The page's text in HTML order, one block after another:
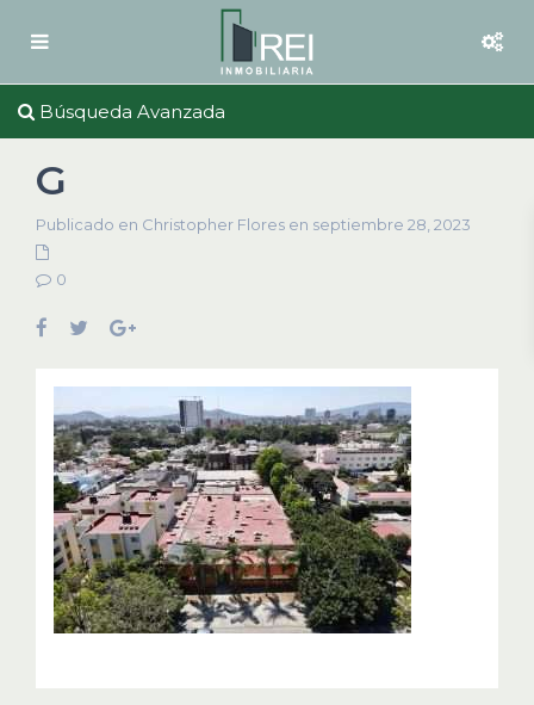
Búsqueda Avanzada
G
Publicado en Christopher Flores en septiembre 28, 2023
0